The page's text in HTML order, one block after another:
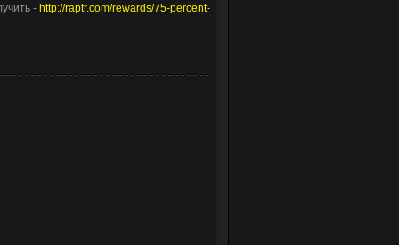
- http://raptr.com/rewards/75-percent-